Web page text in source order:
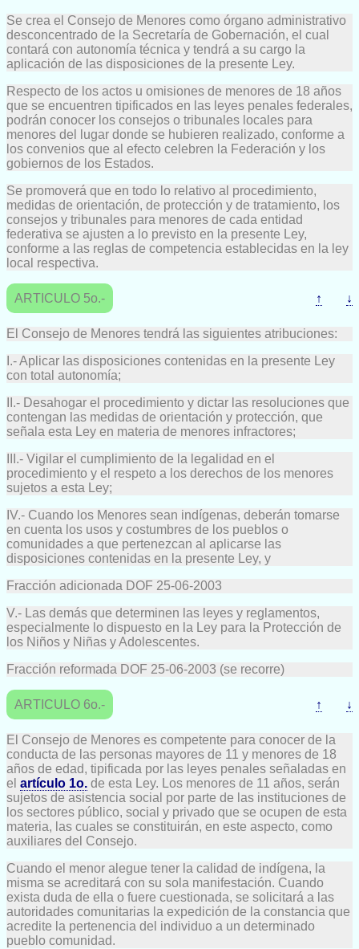
Se crea el Consejo de Menores como órgano administrativo
desconcentrado de la Secretaría de Gobernación, el cual
contará con autonomía técnica y tendrá a su cargo la
aplicación de las disposiciones de la presente Ley.
Respecto de los actos u omisiones de menores de 18 años
que se encuentren tipificados en las leyes penales federales,
podrán conocer los consejos o tribunales locales para
menores del lugar donde se hubieren realizado, conforme a
los convenios que al efecto celebren la Federación y los
gobiernos de los Estados.
Se promoverá que en todo lo relativo al procedimiento,
medidas de orientación, de protección y de tratamiento, los
consejos y tribunales para menores de cada entidad
federativa se ajusten a lo previsto en la presente Ley,
conforme a las reglas de competencia establecidas en la ley
local respectiva.
ARTICULO 5o.- ↑ ↓
El Consejo de Menores tendrá las siguientes atribuciones:
I.- Aplicar las disposiciones contenidas en la presente Ley
con total autonomía;
II.- Desahogar el procedimiento y dictar las resoluciones que
contengan las medidas de orientación y protección, que
señala esta Ley en materia de menores infractores;
III.- Vigilar el cumplimiento de la legalidad en el
procedimiento y el respeto a los derechos de los menores
sujetos a esta Ley;
IV.- Cuando los Menores sean indígenas, deberán tomarse
en cuenta los usos y costumbres de los pueblos o
comunidades a que pertenezcan al aplicarse las
disposiciones contenidas en la presente Ley, y
Fracción adicionada DOF 25-06-2003
V.- Las demás que determinen las leyes y reglamentos,
especialmente lo dispuesto en la Ley para la Protección de
los Niños y Niñas y Adolescentes.
Fracción reformada DOF 25-06-2003 (se recorre)
ARTICULO 6o.- ↑ ↓
El Consejo de Menores es competente para conocer de la
conducta de las personas mayores de 11 y menores de 18
años de edad, tipificada por las leyes penales señaladas en
el artículo 1o. de esta Ley. Los menores de 11 años, serán
sujetos de asistencia social por parte de las instituciones de
los sectores público, social y privado que se ocupen de esta
materia, las cuales se constituirán, en este aspecto, como
auxiliares del Consejo.
Cuando el menor alegue tener la calidad de indígena, la
misma se acreditará con su sola manifestación. Cuando
exista duda de ella o fuere cuestionada, se solicitará a las
autoridades comunitarias la expedición de la constancia que
acredite la pertenencia del individuo a un determinado
pueblo comunidad.